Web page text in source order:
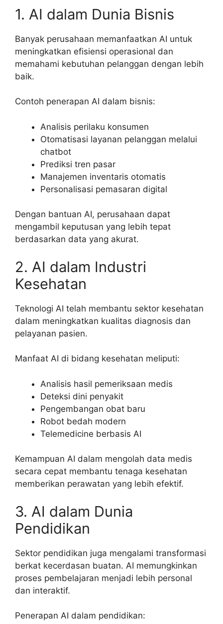
1. AI dalam Dunia Bisnis
Banyak perusahaan memanfaatkan AI untuk
meningkatkan efisiensi operasional dan
memahami kebutuhan pelanggan dengan lebih
baik.
Contoh penerapan AI dalam bisnis:
Analisis perilaku konsumen
Otomatisasi layanan pelanggan melalui
chatbot
Prediksi tren pasar
Manajemen inventaris otomatis
Personalisasi pemasaran digital
Dengan bantuan AI, perusahaan dapat
mengambil keputusan yang lebih tepat
berdasarkan data yang akurat.
2. AI dalam Industri
Kesehatan
Teknologi AI telah membantu sektor kesehatan
dalam meningkatkan kualitas diagnosis dan
pelayanan pasien.
Manfaat AI di bidang kesehatan meliputi:
Analisis hasil pemeriksaan medis
Deteksi dini penyakit
Pengembangan obat baru
Robot bedah modern
Telemedicine berbasis AI
Kemampuan AI dalam mengolah data medis
secara cepat membantu tenaga kesehatan
memberikan perawatan yang lebih efektif.
3. AI dalam Dunia
Pendidikan
Sektor pendidikan juga mengalami transformasi
berkat kecerdasan buatan. AI memungkinkan
proses pembelajaran menjadi lebih personal
dan interaktif.
Penerapan AI dalam pendidikan: